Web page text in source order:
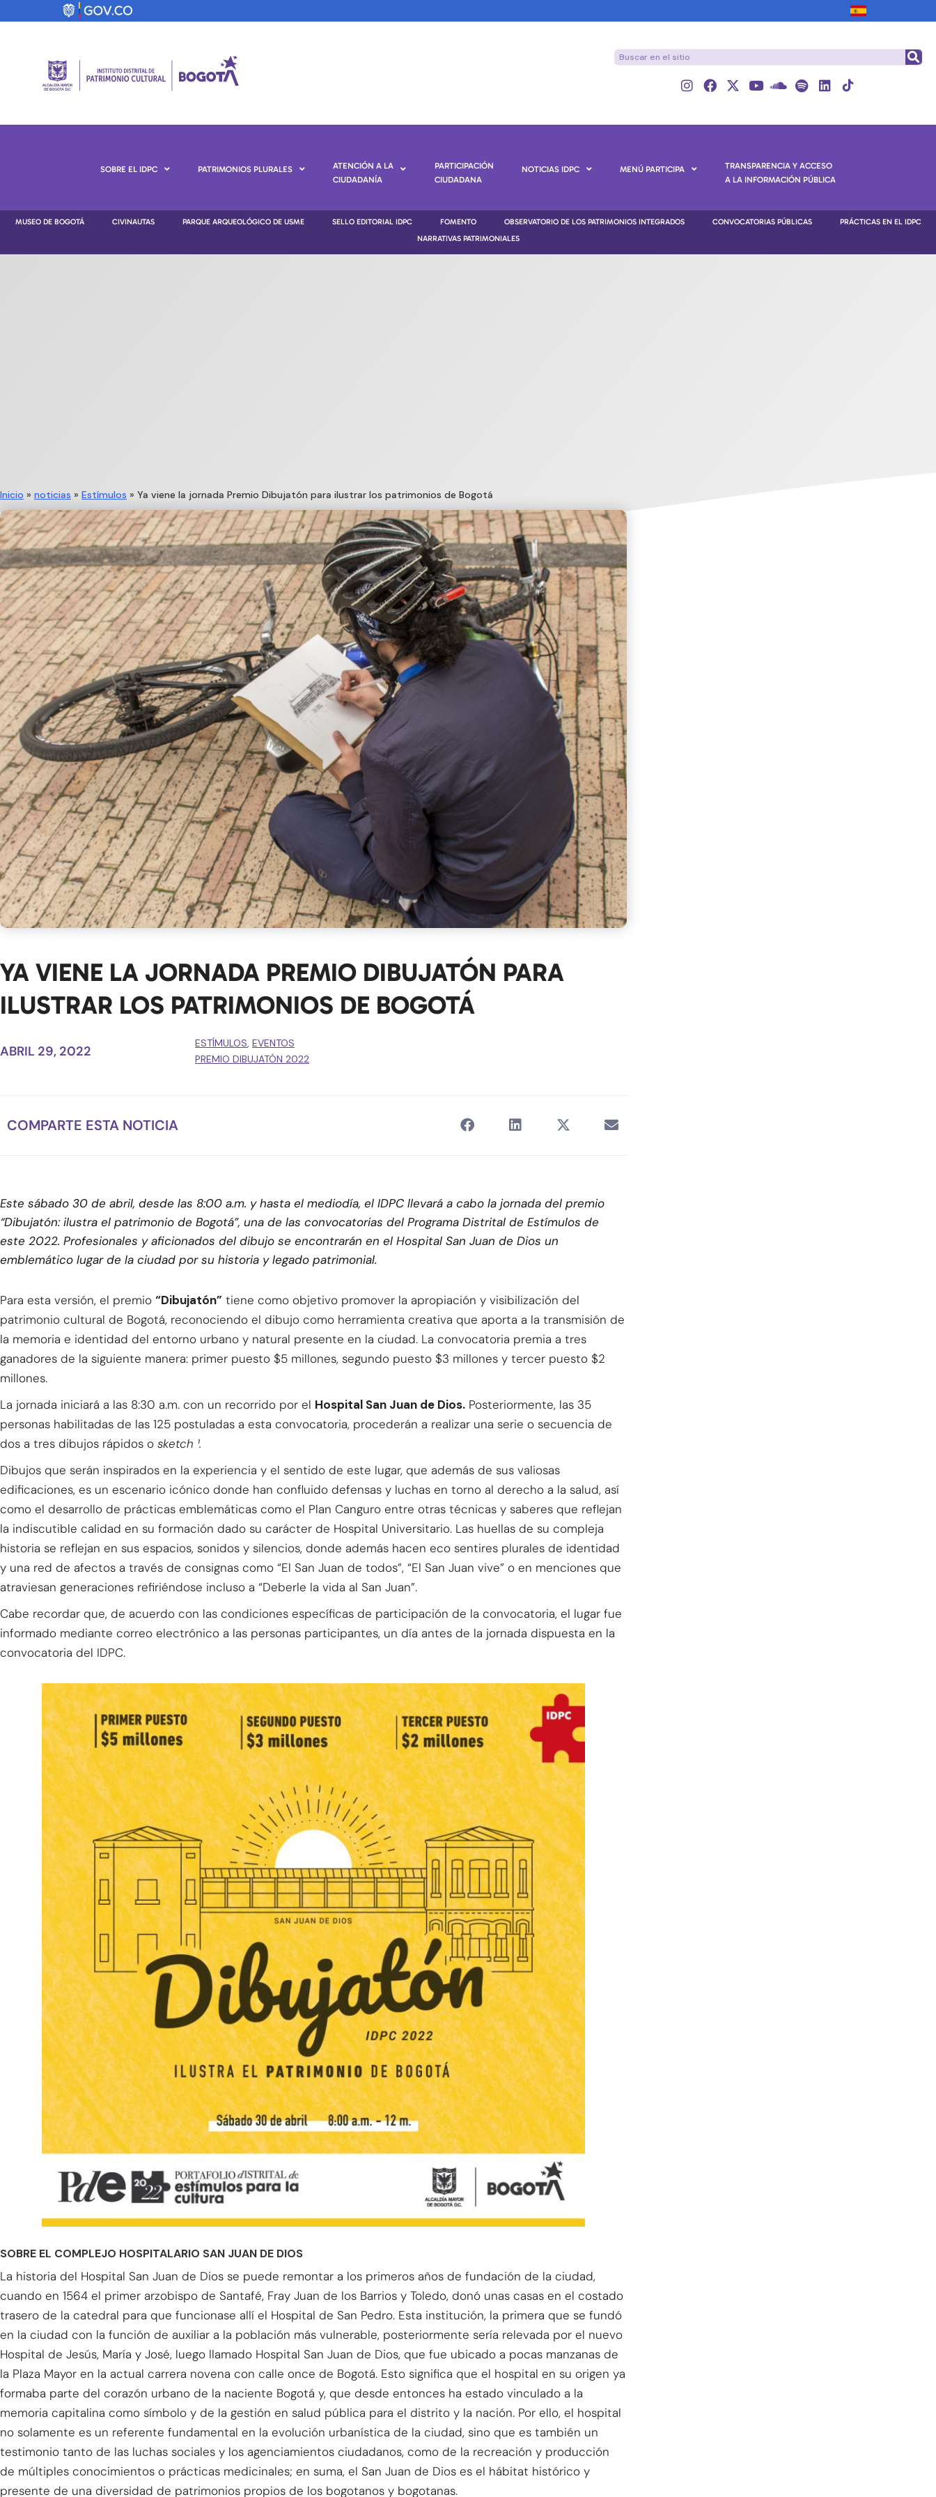
SOBRE EL IDPC PATRIMONIOS PLURALES
ATENCIÓN A LA
CIUDADANÍA
PARTICIPACIÓN
CIUDADANA
NOTICIAS IDPC MENÚ PARTICIPA
TRANSPARENCIA Y ACCESO
A LA INFORMACIÓN PÚBLICA
MUSEO DE BOGOTÁ CIVINAUTAS PARQUE ARQUEOLÓGICO DE USME SELLO EDITORIAL IDPC FOMENTO OBSERVATORIO DE LOS PATRIMONIOS INTEGRADOS CONVOCATORIAS PÚBLICAS
PRÁCTICAS EN EL IDPC
NARRATIVAS PATRIMONIALES
Inicio » noticias » Estímulos » Ya viene la jornada Premio Dibujatón para ilustrar los patrimonios de Bogotá
YA VIENE LA JORNADA PREMIO DIBUJATÓN PARA
ILUSTRAR LOS PATRIMONIOS DE BOGOTÁ
ABRIL 29, 2022 ESTÍMULOS, EVENTOS
PREMIO DIBUJATÓN 2022
COMPARTE ESTA NOTICIA
Este sábado 30 de abril, desde las 8:00 a.m. y hasta el mediodía, el IDPC llevará a cabo la jornada del premio
“Dibujatón: ilustra el patrimonio de Bogotá”, una de las convocatorias del Programa Distrital de Estímulos de
este 2022. Profesionales y aficionados del dibujo se encontrarán en el Hospital San Juan de Dios un
emblemático lugar de la ciudad por su historia y legado patrimonial.
Para esta versión, el premio “Dibujatón” tiene como objetivo promover la apropiación y visibilización del
patrimonio cultural de Bogotá, reconociendo el dibujo como herramienta creativa que aporta a la transmisión de
la memoria e identidad del entorno urbano y natural presente en la ciudad. La convocatoria premia a tres
ganadores de la siguiente manera: primer puesto $5 millones, segundo puesto $3 millones y tercer puesto $2
millones.
La jornada iniciará a las 8:30 a.m. con un recorrido por el Hospital San Juan de Dios. Posteriormente, las 35
personas habilitadas de las 125 postuladas a esta convocatoria, procederán a realizar una serie o secuencia de
dos a tres dibujos rápidos o sketch ¹.
Dibujos que serán inspirados en la experiencia y el sentido de este lugar, que además de sus valiosas
edificaciones, es un escenario icónico donde han confluido defensas y luchas en torno al derecho a la salud, así
como el desarrollo de prácticas emblemáticas como el Plan Canguro entre otras técnicas y saberes que reflejan
la indiscutible calidad en su formación dado su carácter de Hospital Universitario. Las huellas de su compleja
historia se reflejan en sus espacios, sonidos y silencios, donde además hacen eco sentires plurales de identidad
y una red de afectos a través de consignas como “El San Juan de todos”, “El San Juan vive” o en menciones que
atraviesan generaciones refiriéndose incluso a “Deberle la vida al San Juan”.
Cabe recordar que, de acuerdo con las condiciones específicas de participación de la convocatoria, el lugar fue
informado mediante correo electrónico a las personas participantes, un día antes de la jornada dispuesta en la
convocatoria del IDPC.
SOBRE EL COMPLEJO HOSPITALARIO SAN JUAN DE DIOS
La historia del Hospital San Juan de Dios se puede remontar a los primeros años de fundación de la ciudad,
cuando en 1564 el primer arzobispo de Santafé, Fray Juan de los Barrios y Toledo, donó unas casas en el costado
trasero de la catedral para que funcionase allí el Hospital de San Pedro. Esta institución, la primera que se fundó
en la ciudad con la función de auxiliar a la población más vulnerable, posteriormente sería relevada por el nuevo
Hospital de Jesús, María y José, luego llamado Hospital San Juan de Dios, que fue ubicado a pocas manzanas de
la Plaza Mayor en la actual carrera novena con calle once de Bogotá. Esto significa que el hospital en su origen ya
formaba parte del corazón urbano de la naciente Bogotá y, que desde entonces ha estado vinculado a la
memoria capitalina como símbolo y de la gestión en salud pública para el distrito y la nación. Por ello, el hospital
no solamente es un referente fundamental en la evolución urbanística de la ciudad, sino que es también un
testimonio tanto de las luchas sociales y los agenciamientos ciudadanos, como de la recreación y producción
de múltiples conocimientos o prácticas medicinales; en suma, el San Juan de Dios es el hábitat histórico y
presente de una diversidad de patrimonios propios de los bogotanos y bogotanas.